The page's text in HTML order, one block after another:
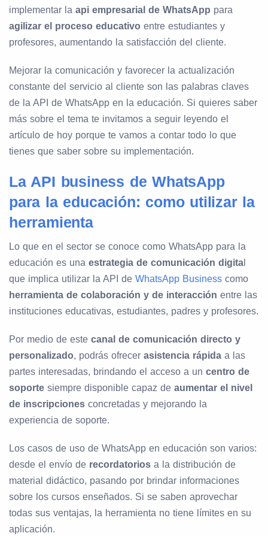
implementar la api empresarial de WhatsApp para
agilizar el proceso educativo entre estudiantes y
profesores, aumentando la satisfacción del cliente.
Mejorar la comunicación y favorecer la actualización
constante del servicio al cliente son las palabras claves
de la API de WhatsApp en la educación. Si quieres saber
más sobre el tema te invitamos a seguir leyendo el
artículo de hoy porque te vamos a contar todo lo que
tienes que saber sobre su implementación.
La API business de WhatsApp
para la educación: como utilizar la
herramienta
Lo que en el sector se conoce como WhatsApp para la
educación es una estrategia de comunicación digita
que implica utilizar la API de WhatsApp Business como
herramienta de colaboración y de interacción entre las
instituciones educativas, estudiantes, padres y profesores.
Por medio de este canal de comunicación directo y
personalizado, podrás ofrecer asistencia rápida a las
partes interesadas, brindando el acceso a un centro de
soporte siempre disponible capaz de aumentar el nivel
de inscripciones concretadas y mejorando la
experiencia de soporte.
Los casos de uso de WhatsApp en educación son varios:
desde el envío de recordatorios a la distribución de
material didáctico, pasando por brindar informaciones
sobre los cursos enseñados. Si se saben aprovechar
todas sus ventajas, la herramienta no tiene límites en su
aplicación.